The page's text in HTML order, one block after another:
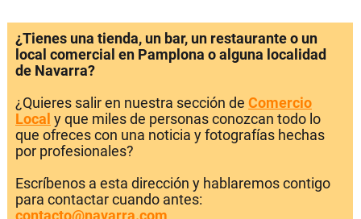
¿Tienes una tienda, un bar, un restaurante o un
local comercial en Pamplona o alguna localidad
de Navarra?
¿Quieres salir en nuestra sección de Comercio
Local y que miles de personas conozcan todo lo
que ofreces con una noticia y fotografías hechas
por profesionales?
Escríbenos a esta dirección y hablaremos contigo
para contactar cuando antes:
contacto@navarra.com